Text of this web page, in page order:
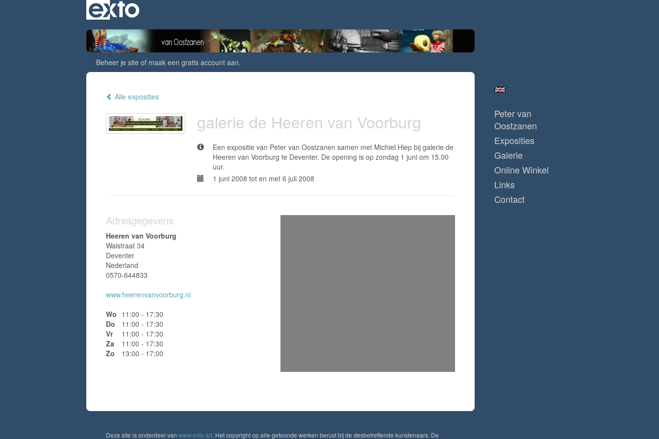
Beheer je site of maak een gratis account aan.
Alle exposities
galerie de Heeren van Voorburg
Een expositie van Peter van Oostzanen samen met Michiel Hiep bij galerie de
Heeren van Voorburg te Deventer. De opening is op zondag 1 juni om 15.00
uur.
1 juni 2008 tot en met 6 juli 2008
Adresgegevens
Heeren van Voorburg
Walstraat 34
Deventer
Nederland
0570-644833
www.heerenvanvoorburg.nl
Wo 11:00 - 17:30
Do
11:00 - 17:30
Vr
11:00 - 17:30
Za
11:00 - 17:30
Zo
13:00 - 17:00
Peter van
Oostzanen
Exposities
Galerie
Online Winkel
Links
Contact
Deze site is onderdeel van www.exto.art. Het copyright op alle getoonde werken berust bij de desbetreffende kunstenaars. De